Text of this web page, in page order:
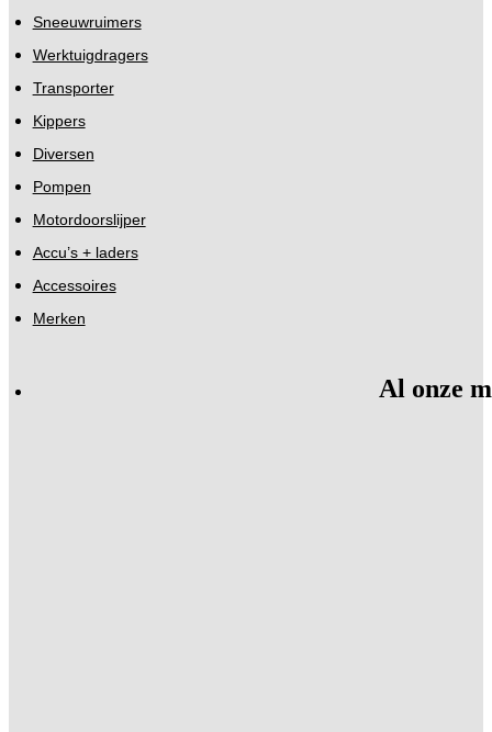
Sneeuwruimers
Werktuigdragers
Transporter
Kippers
Diversen
Pompen
Motordoorslijper
Accu’s + laders
Accessoires
Merken
Al onze